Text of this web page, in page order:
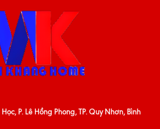
P. Lê Hồng Phong, TP. Quy Nhơn, Bình